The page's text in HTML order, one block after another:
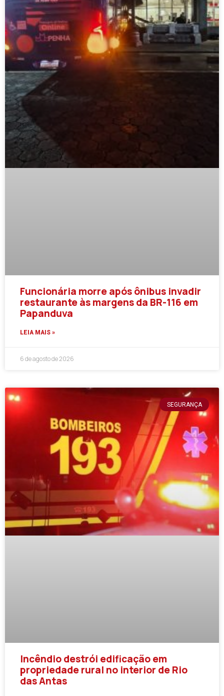
Funcionária morre após ônibus invadir
restaurante às margens da BR-116 em
Papanduva
LEIA MAIS »
6 de agosto de 2026
SEGURANÇA
Incêndio destrói edificação em
propriedade rural no interior de Rio
das Antas